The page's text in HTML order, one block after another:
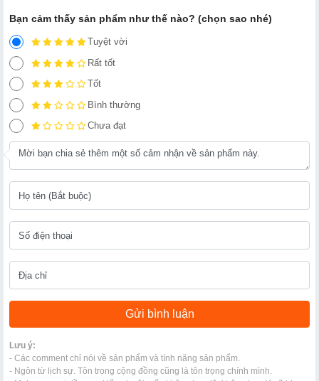
Bạn cảm thấy sản phẩm như thế nào? (chọn sao nhé)
Tuyệt vời
Rất tốt
Tốt
Bình thường
Chưa đạt
Lưu ý:
- Các comment chỉ nói về sản phẩm và tính năng sản phẩm.
- Ngôn từ lịch sự. Tôn trọng cộng đồng cũng là tôn trọng chính mình.